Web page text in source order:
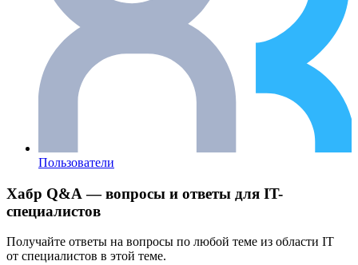
Пользователи
Хабр Q&A — вопросы и ответы для IT-
специалистов
Получайте ответы на вопросы по любой теме из области IT
от специалистов в этой теме.